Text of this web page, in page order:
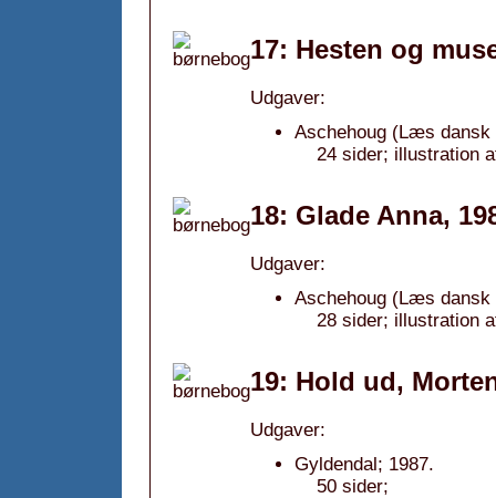
17: Hesten og
Udgaver:
Aschehoug (Læs dansk
24 sider; illustration
18: Glade Anna,
Udgaver:
Aschehoug (Læs dansk
28 sider; illustration
19: Hold ud,
Udgaver:
Gyldendal; 1987.
50 sider;